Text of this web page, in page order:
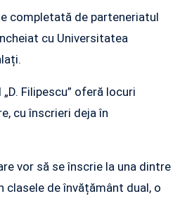
completată de parteneriatul
cu Universitatea
Filipescu” oferă locuri
cu înscrieri deja în
vor să se înscrie la una dintre
clasele de învățământ dual, o